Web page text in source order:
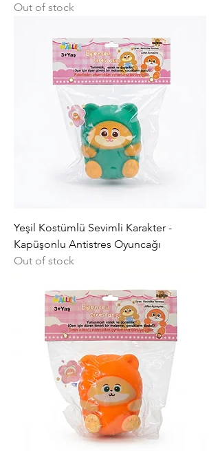
Out of stock
Yeşil Kostümlü Sevimli Karakter -
Kapüşonlu Antistres Oyuncağı
Out of stock